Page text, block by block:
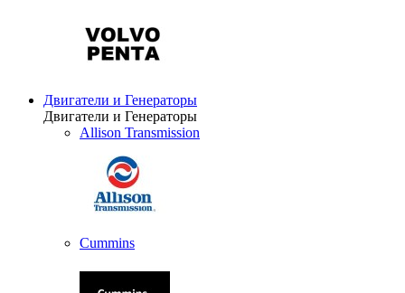
Двигатели и Генераторы
Двигатели и Генераторы
Allison Transmission
Cummins